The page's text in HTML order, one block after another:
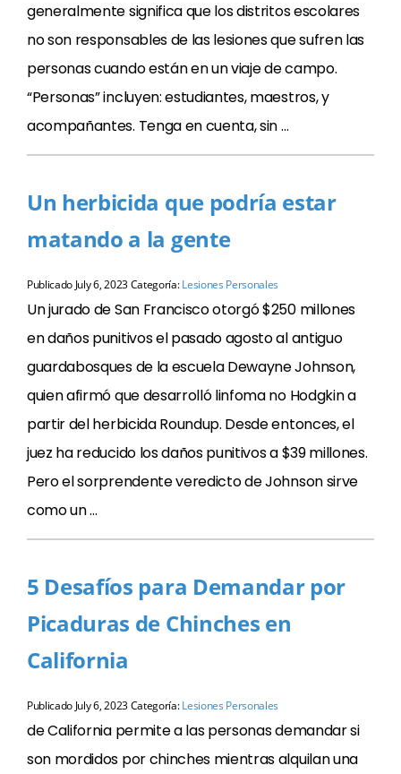
generalmente significa que los distritos escolares
no son responsables de las lesiones que sufren las
personas cuando están en un viaje de campo.
“Personas” incluyen: estudiantes, maestros, y
acompañantes. Tenga en cuenta, sin …
Un herbicida que podría estar
matando a la gente
Publicado July 6, 2023Categoría:Lesiones Personales
Un jurado de San Francisco otorgó $250 millones
en daños punitivos el pasado agosto al antiguo
guardabosques de la escuela Dewayne Johnson,
quien afirmó que desarrolló linfoma no Hodgkin a
partir del herbicida Roundup. Desde entonces, el
juez ha reducido los daños punitivos a $39 millones.
Pero el sorprendente veredicto de Johnson sirve
como un …
5 Desafíos para Demandar por
Picaduras de Chinches en
California
Publicado July 6, 2023Categoría:Lesiones Personales
de California permite a las personas demandar si
son mordidos por chinches mientras alquilan una